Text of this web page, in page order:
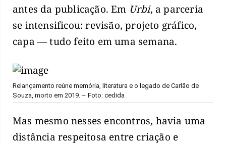
antes da publicação. Em Urbi, a parceria
se intensificou: revisão, projeto gráfico,
capa — tudo feito em uma semana.
Relançamento reúne memória, literatura e o legado de Carlão de
Souza, morto em 2019. – Foto: cedida
Mas mesmo nesses encontros, havia uma
distância respeitosa entre criação e